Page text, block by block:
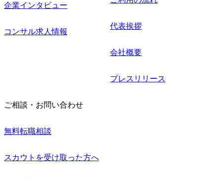
企業インタビュー
コンサル求人情報
代表挨拶
会社概要
プレスリリース
ご相談・お問い合わせ
無料転職相談
スカウトを受け取った方へ